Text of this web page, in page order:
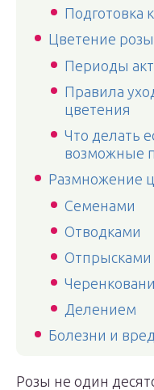
Подготовка
Цветение розы
Периоды
Правила
цветения
Что делать
возможные
Размножение
Семенами
Отводками
Отпрысками
Делением
Болезни и
Розы не один